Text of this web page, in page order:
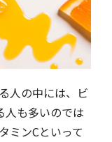
人の中には、ビ
人も多いのでは
ミンCといって